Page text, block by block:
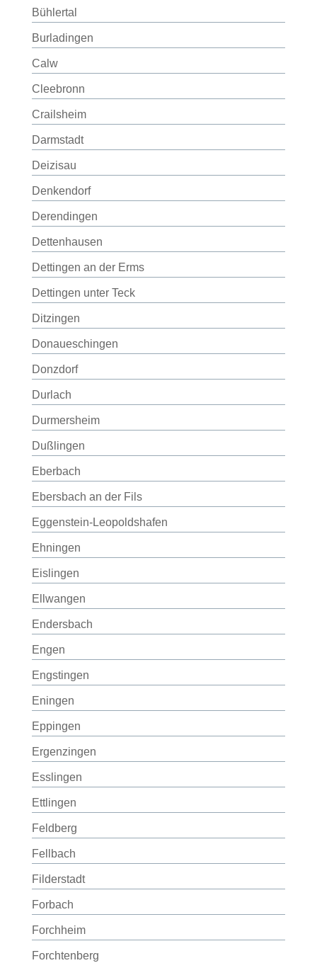
Bühlertal
Burladingen
Calw
Cleebronn
Crailsheim
Darmstadt
Deizisau
Denkendorf
Derendingen
Dettenhausen
Dettingen an der Erms
Dettingen unter Teck
Ditzingen
Donaueschingen
Donzdorf
Durlach
Durmersheim
Dußlingen
Eberbach
Ebersbach an der Fils
Eggenstein-Leopoldshafen
Ehningen
Eislingen
Ellwangen
Endersbach
Engen
Engstingen
Eningen
Eppingen
Ergenzingen
Esslingen
Ettlingen
Feldberg
Fellbach
Filderstadt
Forbach
Forchheim
Forchtenberg